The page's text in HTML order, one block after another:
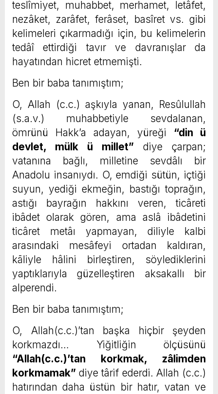
teslîmiyet, muhabbet, merhamet, letâfet,
nezâket, zarâfet, ferâset, basîret vs. gibi
kelimeleri çıkarmadığı için, bu kelimelerin
tedâî ettirdiği tavır ve davranışlar da
hayatından hicret etmemişti.
Ben bir baba tanımıştım;
O, Allah (c.c.) aşkıyla yanan, Resûlullah
(s.a.v.) muhabbetiyle sevdalanan,
ömrünü Hakk’a adayan, yüreği “din ü
devlet, mülk ü millet” diye çarpan;
vatanına bağlı, milletine sevdâlı bir
Anadolu insanıydı. O, emdiği sütün, içtiği
suyun, yediği ekmeğin, bastığı toprağın,
astığı bayrağın hakkını veren, ticâreti
ibâdet olarak gören, ama aslâ ibâdetini
ticâret metâı yapmayan, diliyle kalbi
arasındaki mesâfeyi ortadan kaldıran,
kāliyle hâlini birleştiren, söylediklerini
yaptıklarıyla güzelleştiren aksakallı bir
alperendi.
Ben bir baba tanımıştım;
O, Allah(c.c.)’tan başka hiçbir şeyden
korkmazdı… Yiğitliğin ölçüsünü
“Allah(c.c.)’tan korkmak, zâlimden
korkmamak” diye târif ederdi. Allah (c.c.)
hatırından daha üstün bir hatır, vatan ve